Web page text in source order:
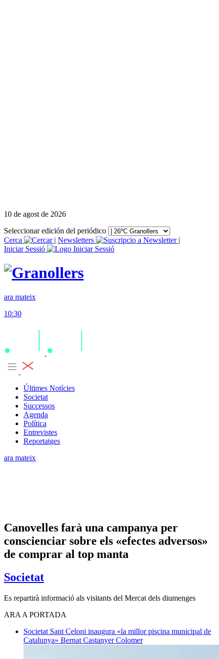
10 de agost de 2026
Seleccionar edición del periódico
Cerca
| Newsletters
|
Iniciar Sessió
ara mateix
10:30
Últimes Notícies
Societat
Successos
Agenda
Política
Entrevistes
Reportatges
ara mateix
Canovelles farà una campanya per
conscienciar sobre els «efectes adversos»
de comprar al top manta
Societat
Es repartirà informació als visitants del Mercat dels diumenges
ARA A PORTADA
Societat Sant Celoni inaugura «la millor piscina municipal de
Catalunya» Bernat Castanyer Colomer